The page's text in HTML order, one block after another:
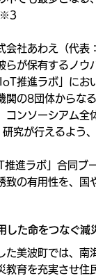
※3
会社あわえ（代
らが保有するノ
推進ラボ」にお
関の8団体からな
コンソーシアム
究が行えるよう
進ラボ」合同ブ
致の有用性を、
した命をつなぐ減
た美波町では、
教育を充実させ